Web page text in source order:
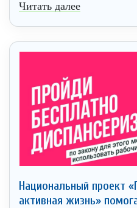
Читать далее
Национальный проект
активная жизнь»